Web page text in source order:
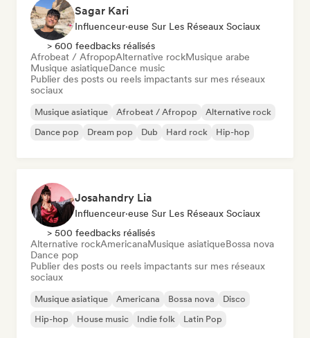
Sagar Kari
Influenceur·euse Sur Les Réseaux Sociaux
> 600 feedbacks réalisés
Afrobeat / AfropopAlternative rockMusique arabe
Musique asiatiqueDance music
Publier des posts ou reels impactants sur mes réseaux
sociaux
Musique asiatique Afrobeat / Afropop
Alternative rock
Dance pop
Dream pop Dub Hard rock Hip-hop
Josahandry Lia
Influenceur·euse Sur Les Réseaux Sociaux
> 500 feedbacks réalisés
Alternative rockAmericanaMusique asiatiqueBossa nova
Dance pop
Publier des posts ou reels impactants sur mes réseaux
sociaux
Musique asiatique Americana Bossa nova
Disco
Hip-hop
House music Indie folk Latin Pop